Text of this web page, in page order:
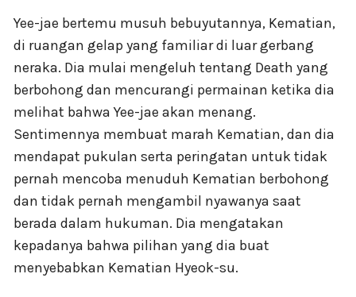
Yee-jae bertemu musuh bebuyutannya, Kematian,
di ruangan gelap yang familiar di luar gerbang
neraka. Dia mulai mengeluh tentang Death yang
berbohong dan mencurangi permainan ketika dia
melihat bahwa Yee-jae akan menang.
Sentimennya membuat marah Kematian, dan dia
mendapat pukulan serta peringatan untuk tidak
pernah mencoba menuduh Kematian berbohong
dan tidak pernah mengambil nyawanya saat
berada dalam hukuman. Dia mengatakan
kepadanya bahwa pilihan yang dia buat
menyebabkan Kematian Hyeok-su.